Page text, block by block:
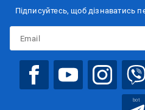
Підписуйтесь, щоб дізнаватись
bot